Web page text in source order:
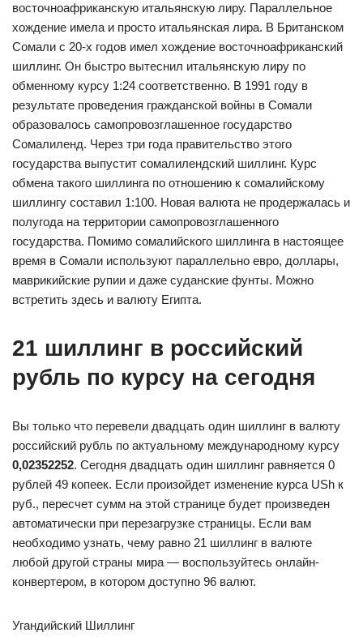
восточноафриканскую итальянскую лиру. Параллельное
хождение имела и просто итальянская лира. В Британском
Сомали с 20-х годов имел хождение восточноафриканский
шиллинг. Он быстро вытеснил итальянскую лиру по
обменному курсу 1:24 соответственно. В 1991 году в
результате проведения гражданской войны в Сомали
образовалось самопровозглашенное государство
Сомалиленд. Через три года правительство этого
государства выпустит сомалилендский шиллинг. Курс
обмена такого шиллинга по отношению к сомалийскому
шиллингу составил 1:100. Новая валюта не продержалась и
полугода на территории самопровозглашенного
государства. Помимо сомалийского шиллинга в настоящее
время в Сомали используют параллельно евро, доллары,
маврикийские рупии и даже суданские фунты. Можно
встретить здесь и валюту Египта.
21 шиллинг в российский
рубль по курсу на сегодня
Вы только что перевели двадцать один шиллинг в валюту
российский рубль по актуальному международному курсу
0,02352252. Сегодня двадцать один шиллинг равняется 0
рублей 49 копеек. Если произойдет изменение курса USh к
руб., пересчет сумм на этой странице будет произведен
автоматически при перезагрузке страницы. Если вам
необходимо узнать, чему равно 21 шиллинг в валюте
любой другой страны мира — воспользуйтесь онлайн-
конвертером, в котором доступно 96 валют.
Угандийский Шиллинг